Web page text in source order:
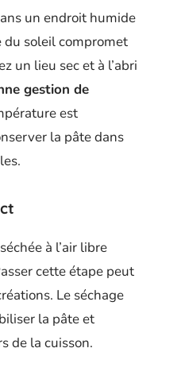
un endroit humide
du soleil compromet
un lieu sec et à l’abri
gestion de
est
la pâte dans
à l’air libre
cette étape peut
Le séchage
la pâte et
de la cuisson.